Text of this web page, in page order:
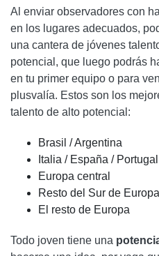
Al enviar observadores con
en los lugares adecuados,
una cantera de jóvenes
potencial, que luego podrás
en tu primer equipo o para
plusvalía. Estos son los
talento de alto potencial:
Brasil / Argentina
Italia / España / Portugal
Europa central
Resto del Sur de Europa
El resto de Europa
Todo joven tiene una